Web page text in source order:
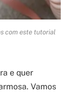
com este tutorial
e quer
Vamos